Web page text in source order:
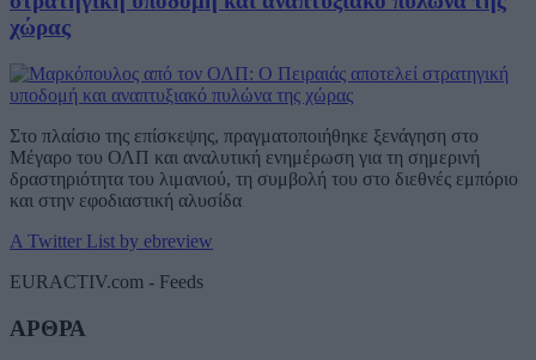
χώρας
Στο πλαίσιο της επίσκεψης, πραγματοποιήθηκε ξενάγηση στο
Μέγαρο του ΟΛΠ και αναλυτική ενημέρωση για τη σημερινή
δραστηριότητα του λιμανιού, τη συμβολή του στο διεθνές εμπόριο
και στην εφοδιαστική αλυσίδα
A Twitter List by ebreview
EURACTIV.com - Feeds
ΑΡΘΡΑ